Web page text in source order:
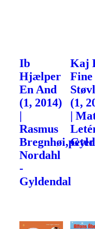
Ib
Hjælper
En And
(1, 2014)
Rasmus
Bregnhøi,peter
Nordahl
-
Gyldendal
Kaj
Fine
(1,
|